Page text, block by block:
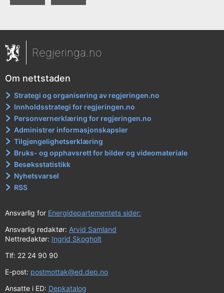
Regjeringa.no
Om nettstaden
Strategi og organisering av regjeringen.no
Innholdsstrategi for regjeringen.no
Personvernerklæring for regjeringen.no
Administrer informasjonskapsler
Tilgjengelighetserklæring
Bruks- og opphavsrett for bilder og videomateriale
Besøksstatistikk
Nyhetsvarsel
RSS
Ansvarlig for Energidepartementets sider:
Ansvarlig redaktør: Arvid Samland
Nettredaktør: Ingrid Skogholt
Tlf: 22 24 90 90
E-post: postmottak@ed.dep.no
Ansatte i ED: Depkatalog